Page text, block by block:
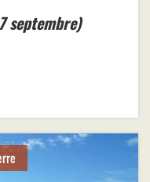
septembre)